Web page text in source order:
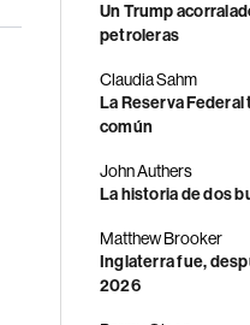
Un Trump
petroleras
Claudia Sahm
La Reserva
común
John Authers
La historia de dos
Matthew Brooker
Inglaterra fue,
2026